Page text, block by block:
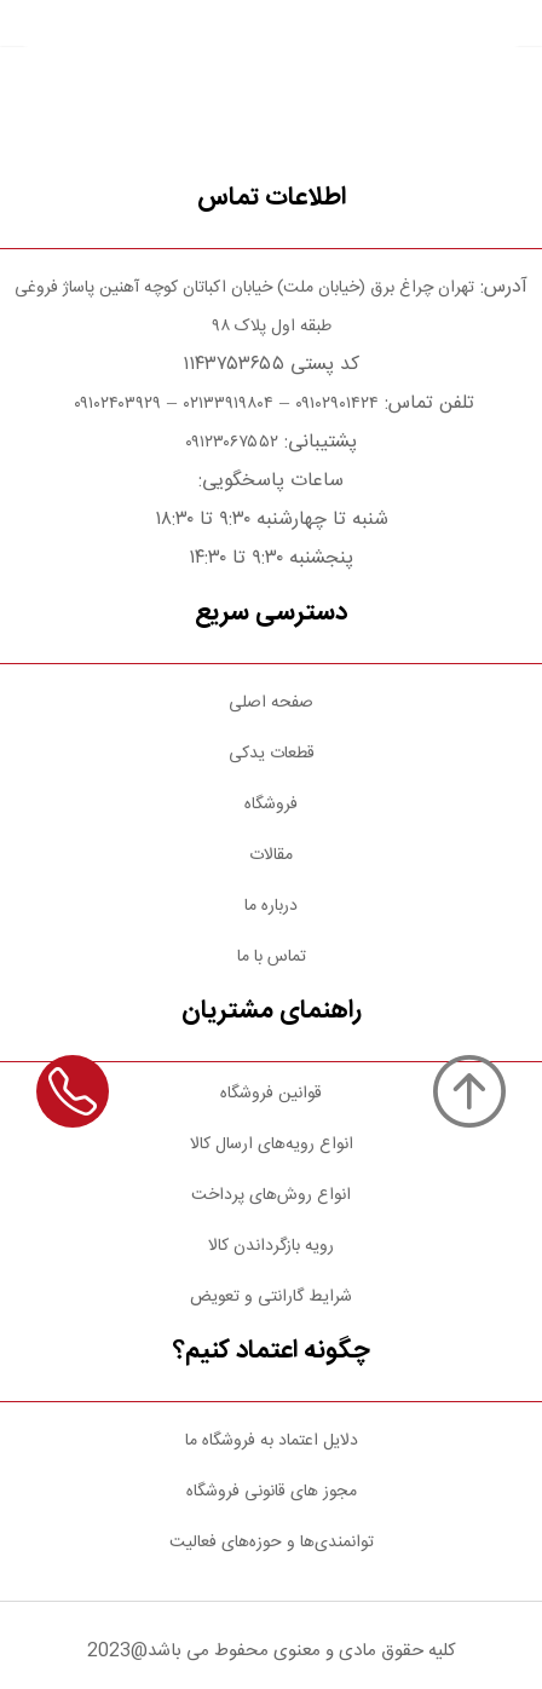
اطلاعات تماس
آدرس: تهران چراغ برق (خیابان ملت) خیابان اکباتان کوچه آهنین پاساژ فروغی
طبقه اول پلاک ۹۸
کد پستی ۱۱۴۳۷۵۳۶۵۵
تلفن تماس: ۰۹۱۰۲۹۰۱۴۲۴ – ۰۲۱۳۳۹۱۹۸۰۴ – ۰۹۱۰۲۴۰۳۹۲۹
پشتیبانی: ۰۹۱۲۳۰۶۷۵۵۲
ساعات پاسخگویی:
شنبه تا چهارشنبه ۹:۳۰ تا ۱۸:۳۰
پنجشنبه ۹:۳۰ تا ۱۴:۳۰
دسترسی سریع
صفحه اصلی
قطعات یدکی
فروشگاه
مقالات
درباره ما
تماس با ما
راهنمای مشتریان
قوانین فروشگاه
انواع رویه‌های ارسال کالا
انواع روش‌های پرداخت
رویه بازگرداندن کالا
شرایط گارانتی و تعویض
چگونه اعتماد کنیم؟
دلایل اعتماد به فروشگاه ما
مجوز های قانونی فروشگاه
توانمندی‌ها و حوزه‌های فعالیت
کلیه حقوق مادی و معنوی محفوط می باشد@2023